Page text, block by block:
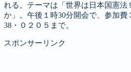
MENU
韮崎エリア
ズームアイ
八ヶ岳自然散策
れる。テーマは「世界は日本国憲法
か」。午後１時30分開会で、参加費
38・０２０５まで。
スポンサーリンク